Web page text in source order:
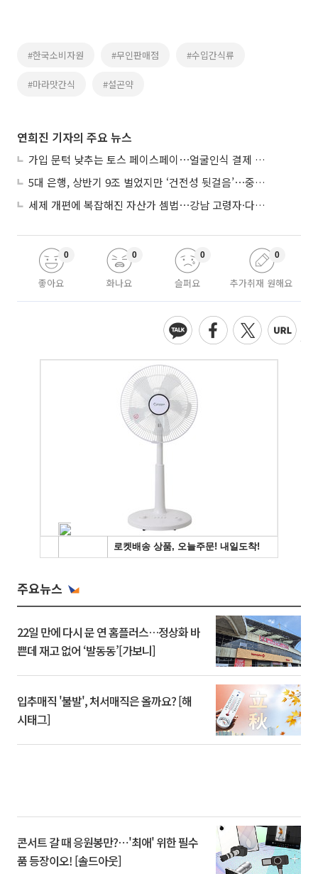
#한국소비자원 #무인판매점 #수입간식류
#마라맛간식 #설곤약
연희진 기자의 주요 뉴스
가입 문턱 낮추는 토스 페이스페이⋯얼굴인식 결제 확산 속도낸다
5대 은행, 상반기 9조 벌었지만 ‘건전성 뒷걸음’⋯중기대출 문턱 높아지나
세제 개편에 복잡해진 자산가 셈법⋯강남 고령자·다주택자 ‘자산재편 고심’
좋아요
0
화나요
0
슬퍼요
0
추가취재 원해요
0
주요뉴스
22일 만에 다시 문 연 홈플러스…정상화 바
쁜데 재고 없어 ‘발동동’[가보니]
입추매직 '불발', 처서매직은 올까요? [해
시태그]
콘서트 갈 때 응원봉만?⋯'최애' 위한 필수
품 등장이오! [솔드아웃]